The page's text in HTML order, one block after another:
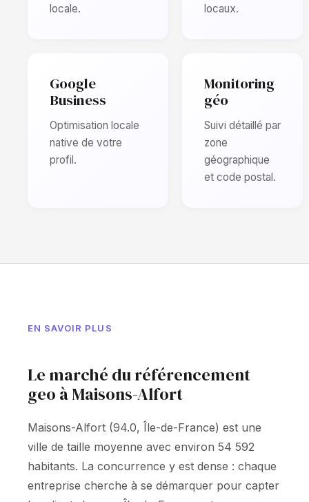
locale.
locaux.
Google
Business
Optimisation locale
native de votre
profil.
Monitoring
géo
Suivi détaillé par
zone
géographique
et code postal.
EN SAVOIR PLUS
Le marché du référencement
geo à Maisons-Alfort
Maisons-Alfort (94.0, Île-de-France) est une
ville de taille moyenne avec environ 54 592
habitants. La concurrence y est dense : chaque
entreprise cherche à se démarquer pour capter